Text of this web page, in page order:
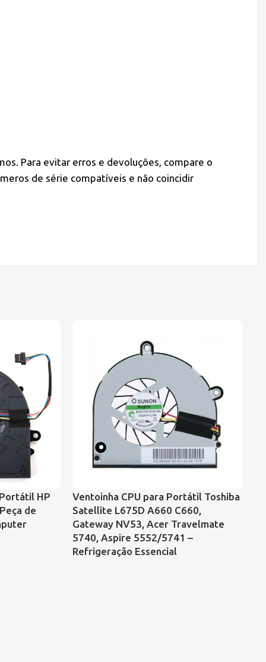
Para evitar erros e devoluções, compare o
de série compatíveis e não coincidir
HP
de
Ventoinha CPU para Portátil Toshiba
Satellite L675D A660 C660,
Gateway NV53, Acer Travelmate
5740, Aspire 5552/5741 –
Refrigeração Essencial